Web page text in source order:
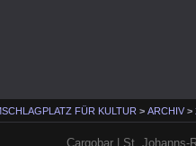
FÜR KULTUR >ARCHIV >
Cargobar | St. Johanns-